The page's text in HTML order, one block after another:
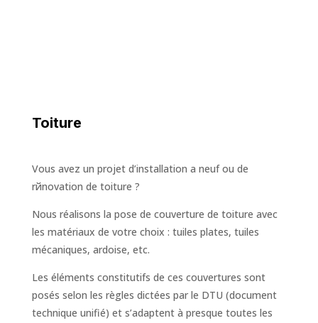
Toiture
Vous avez un projet d’installation а neuf ou de
rйnovation de toiture ?
Nous réalisons la pose de couverture de toiture avec
les matériaux de votre choix : tuiles plates, tuiles
mécaniques, ardoise, etc.
Les éléments constitutifs de ces couvertures sont
posés selon les règles dictées par le DTU (document
technique unifié) et s’adaptent à presque toutes les